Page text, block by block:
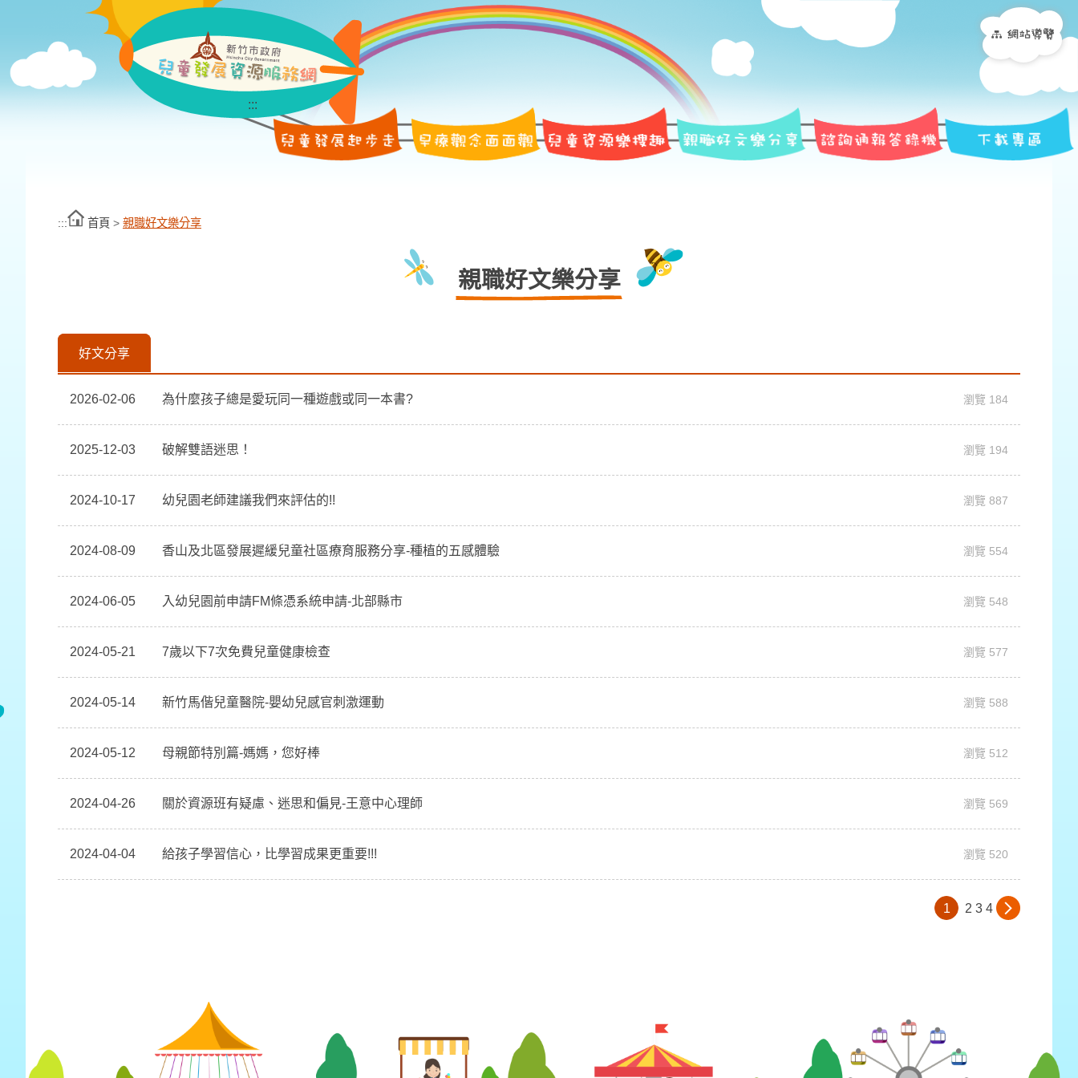
主
:::
::: 首頁 > 親職好文樂分享
親職好文樂分享
好文分享
2026-02-06 為什麼孩子總是愛玩同一種遊戲或同一本書? 瀏覽 184
2025-12-03 破解雙語迷思！ 瀏覽 194
2024-10-17 幼兒園老師建議我們來評估的!! 瀏覽 887
2024-08-09 香山及北區發展遲緩兒童社區療育服務分享-種植的五感體驗 瀏覽 554
2024-06-05 入幼兒園前申請FM條憑系統申請-北部縣市 瀏覽 548
2024-05-21 7歲以下7次免費兒童健康檢查 瀏覽 577
2024-05-14 新竹馬偕兒童醫院-嬰幼兒感官刺激運動 瀏覽 588
2024-05-12 母親節特別篇-媽媽，您好棒 瀏覽 512
2024-04-26 關於資源班有疑慮、迷思和偏見-王意中心理師 瀏覽 569
2024-04-04 給孩子學習信心，比學習成果更重要!!! 瀏覽 520
1 2 3 4